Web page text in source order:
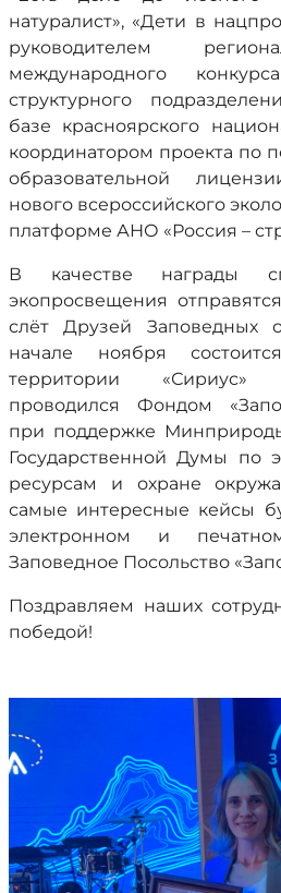
натуралист», «Дети в
руководителем
международного
структурного
базе красноярского
координатором проекта по
образовательной
нового всероссийского
платформе АНО «Россия –
В качестве награды
экопросвещения
слёт Друзей Заповедных
начале ноября
территории «Сириус»
проводился Фондом
при поддержке
Государственной Думы по
ресурсам и охране
самые интересные кейсы
электронном и
Заповедное Посольство
Поздравляем наших
победой!